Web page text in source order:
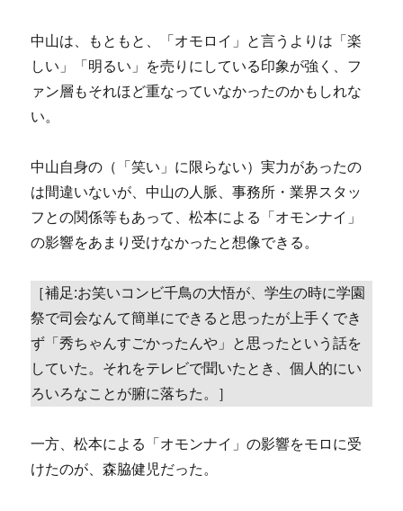
中山は、もともと、「オモロイ」と言うよりは「楽
しい」「明るい」を売りにしている印象が強く、フ
ァン層もそれほど重なっていなかったのかもしれな
い。
中山自身の（「笑い」に限らない）実力があったの
は間違いないが、中山の人脈、事務所・業界スタッ
フとの関係等もあって、松本による「オモンナイ」
の影響をあまり受けなかったと想像できる。
［補足:お笑いコンビ千鳥の大悟が、学生の時に学園
祭で司会なんて簡単にできると思ったが上手くでき
ず「秀ちゃんすごかったんや」と思ったという話を
していた。それをテレビで聞いたとき、個人的にい
ろいろなことが腑に落ちた。］
一方、松本による「オモンナイ」の影響をモロに受
けたのが、森脇健児だった。